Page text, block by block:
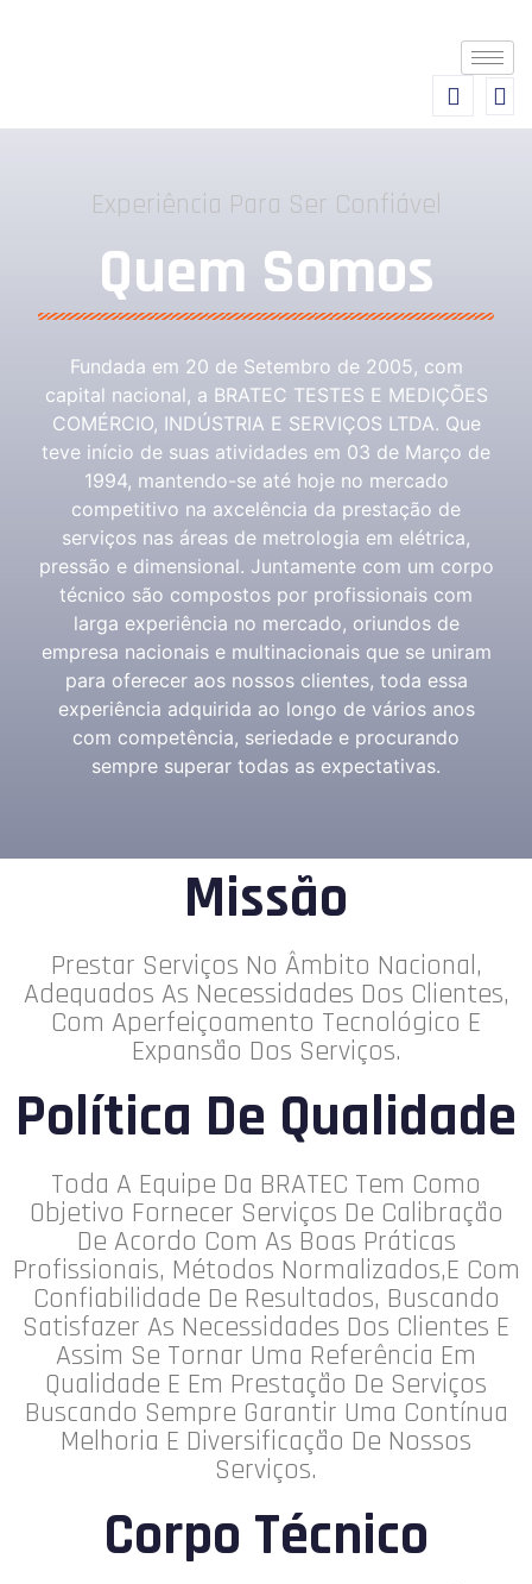
Experiência Para Ser Confiável
Quem Somos
Fundada em 20 de Setembro de 2005, com
capital nacional, a BRATEC TESTES E MEDIÇÕES
COMÉRCIO, INDÚSTRIA E SERVIÇOS LTDA. Que
teve início de suas atividades em 03 de Março de
1994, mantendo-se até hoje no mercado
competitivo na axcelência da prestação de
serviços nas áreas de metrologia em elétrica,
pressão e dimensional. Juntamente com um corpo
técnico são compostos por profissionais com
larga experiência no mercado, oriundos de
empresa nacionais e multinacionais que se uniram
para oferecer aos nossos clientes, toda essa
experiência adquirida ao longo de vários anos
com competência, seriedade e procurando
sempre superar todas as expectativas.
Missão
Prestar Serviços No Âmbito Nacional,
Adequados As Necessidades Dos Clientes,
Com Aperfeiçoamento Tecnológico E
Expansão Dos Serviços.
Política De Qualidade
Toda A Equipe Da BRATEC Tem Como
Objetivo Fornecer Serviços De Calibração
De Acordo Com As Boas Práticas
Profissionais, Métodos Normalizados,e Com
Confiabilidade De Resultados, Buscando
Satisfazer As Necessidades Dos Clientes E
Assim Se Tornar Uma Referência Em
Qualidade E Em Prestação De Serviços
Buscando Sempre Garantir Uma Contínua
Melhoria E Diversificação De Nossos
Serviços.
Corpo Técnico